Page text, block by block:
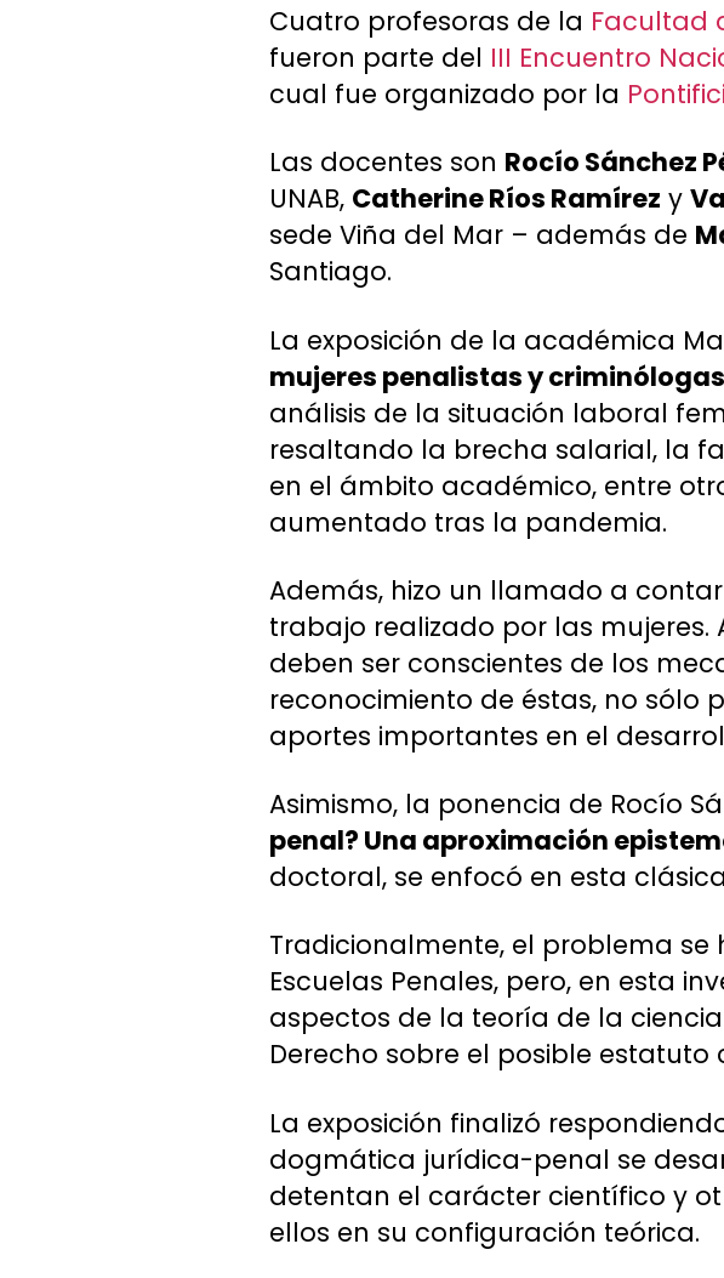
Cuatro profesoras de la Facultad
fueron parte del III Encuentro
cual fue organizado por la
Las docentes son Rocío Sánchez
UNAB, Catherine Ríos Ramírez y
sede Viña del Mar – además de
Santiago.
La exposición de la académica
mujeres penalistas y
análisis de la situación laboral
resaltando la brecha salarial, la
en el ámbito académico, entre
aumentado tras la pandemia.
Además, hizo un llamado a
trabajo realizado por las mujeres.
deben ser conscientes de los
reconocimiento de éstas, no sólo
aportes importantes en el
Asimismo, la ponencia de Rocío
penal? Una aproximación
doctoral, se enfocó en esta
Tradicionalmente, el problema
Escuelas Penales, pero, en esta
aspectos de la teoría de la
Derecho sobre el posible
La exposición finalizó
dogmática jurídica-penal se
detentan el carácter científico y
ellos en su configuración teórica.